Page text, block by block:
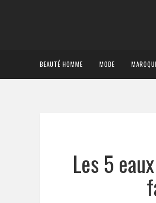
BEAUTÉ HOMME MODE
Les 5